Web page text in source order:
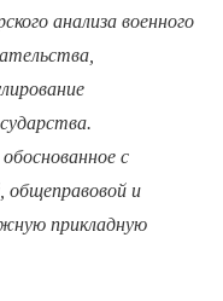
анализа военного
с
общеправовой и
прикладную